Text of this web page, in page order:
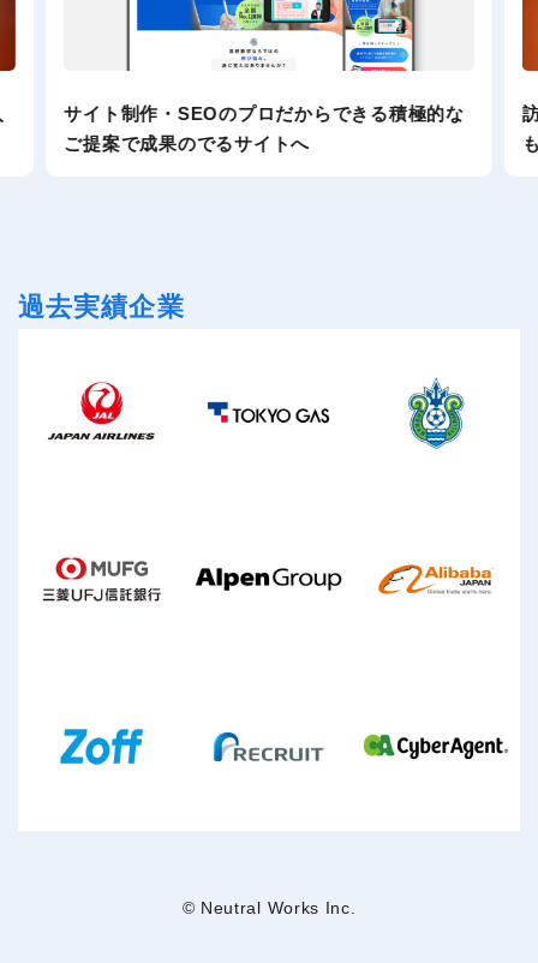
サイト制作・SEOのプロだからできる積極的な
ご提案で成果のでるサイトへ
過去実績企業
© Neutral Works Inc.